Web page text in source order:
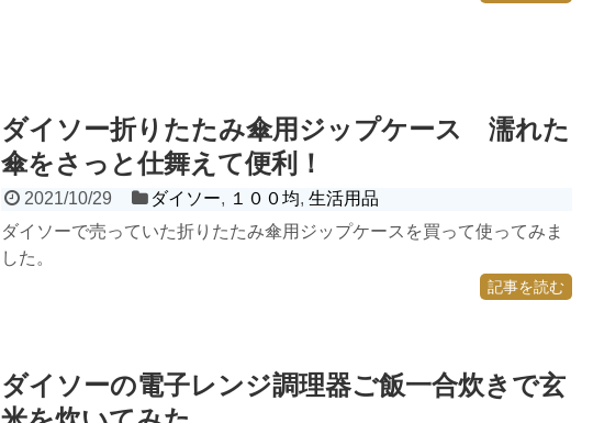
ダイソー折りたたみ傘用ジップケース 濡れた
傘をさっと仕舞えて便利！
2021/10/29 ダイソー, １００均,生活用品
ダイソーで売っていた折りたたみ傘用ジップケースを買って使ってみま
した。
記事を読む
ダイソーの電子レンジ調理器ご飯一合炊きで玄